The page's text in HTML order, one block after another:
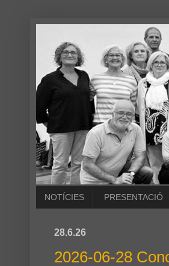
NOTÍCIES PRESENTACIÓ
28.6.26
2026-06-28